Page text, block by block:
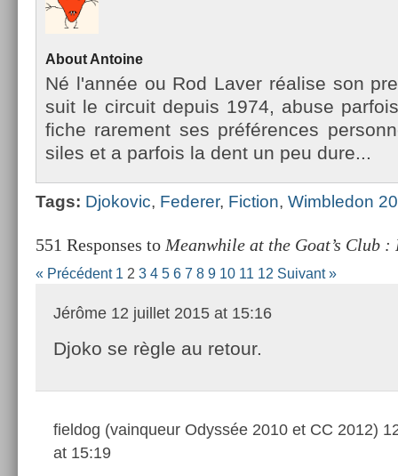
About An­toine
Né l'année ou Rod Laver réalise son
suit le cir­cuit de­puis 1974, abuse
fiche rare­ment ses préfér­ences
siles et a par­fois la dent un peu dure...
Tags: Djokovic, Feder­er, Fic­tion, Wimbledon
551 Responses to Meanwhile at the Goat’s Club
« Précédent 1 2 3 4 5 6 7 8 9 10 11 12 Suivant »
Jérôme 12 juillet 2015 at 15:16
Djoko se règle au retour.
fieldog (vainqueur Odyssée 2010 et CC 2012)
at 15:19